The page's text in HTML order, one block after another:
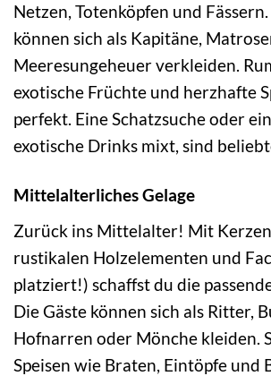
Netzen, Totenköpfen und
können sich als Kapitäne,
Meeresungeheuer verkleiden.
exotische Früchte und herzhafte
perfekt. Eine Schatzsuche oder
exotische Drinks mixt, sind
Mittelalterliches Gelage
Zurück ins Mittelalter! Mit
rustikalen Holzelementen und
platziert!) schaffst du die
Die Gäste können sich als Ritter,
Hofnarren oder Mönche kleiden.
Speisen wie Braten, Eintöpfe und